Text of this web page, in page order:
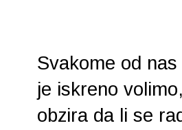
Svakome od
je iskreno
obzira da li se